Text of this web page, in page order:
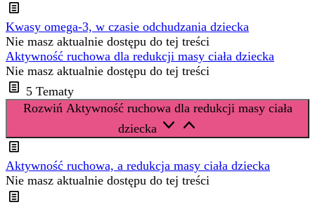
Kwasy omega-3, w czasie odchudzania dziecka
Nie masz aktualnie dostępu do tej treści
Aktywność ruchowa dla redukcji masy ciała dziecka
Nie masz aktualnie dostępu do tej treści
5 Tematy
Rozwiń Aktywność ruchowa dla redukcji masy ciała
dziecka
Aktywność ruchowa, a redukcja masy ciała dziecka
Nie masz aktualnie dostępu do tej treści